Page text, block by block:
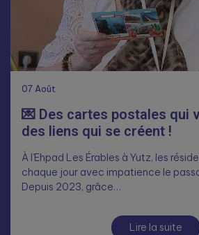
07Août
💌 Des cartes postales qui
des liens qui se créent !
À l’Ehpad Les Érables à Yutz, les
chaque jour avec impatience le
Depuis 2023, grâce…
Lire la suite